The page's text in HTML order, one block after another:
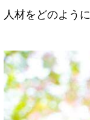
人材をどのよう